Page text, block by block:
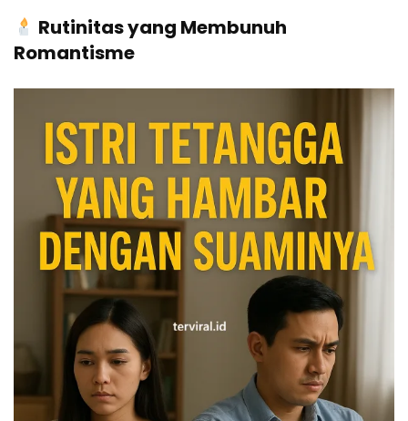
Rutinitas yang Membunuh
Romantisme